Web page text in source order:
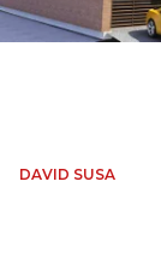
DAVID SUSA